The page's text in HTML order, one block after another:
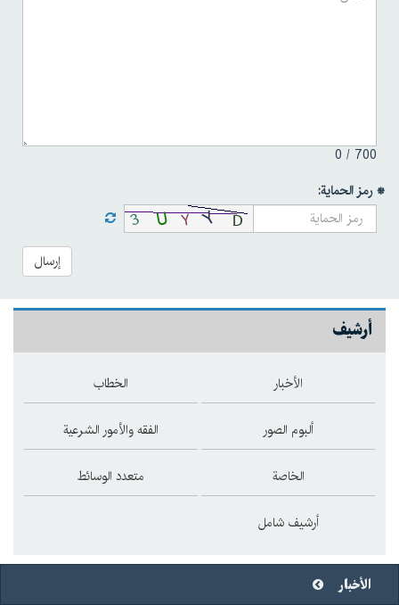
700 /
0
* رمز الحماية:
إرسال
أرشيف
الأخبار الخطاب
ألبوم الصور الفقه والأمور الشرعية
الخاصة متعدد الوسائط
أرشيف شامل
الأخبار